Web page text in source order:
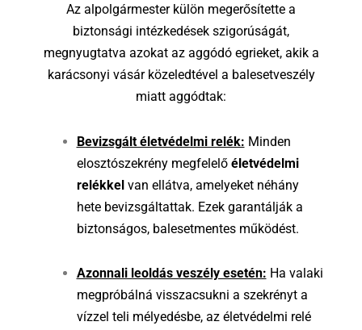
Az alpolgármester külön megerősítette a
biztonsági intézkedések szigorúságát,
megnyugtatva azokat az aggódó egrieket, akik a
karácsonyi vásár közeledtével a balesetveszély
miatt aggódtak:
Bevizsgált életvédelmi relék: Minden
elosztószekrény megfelelő életvédelmi
relékkelvan ellátva, amelyeket néhány
hete bevizsgáltattak. Ezek garantálják a
biztonságos, balesetmentes működést.
Azonnali leoldás veszély esetén: Ha valaki
megpróbálná visszacsukni a szekrényt a
vízzel teli mélyedésbe, az életvédelmi relé